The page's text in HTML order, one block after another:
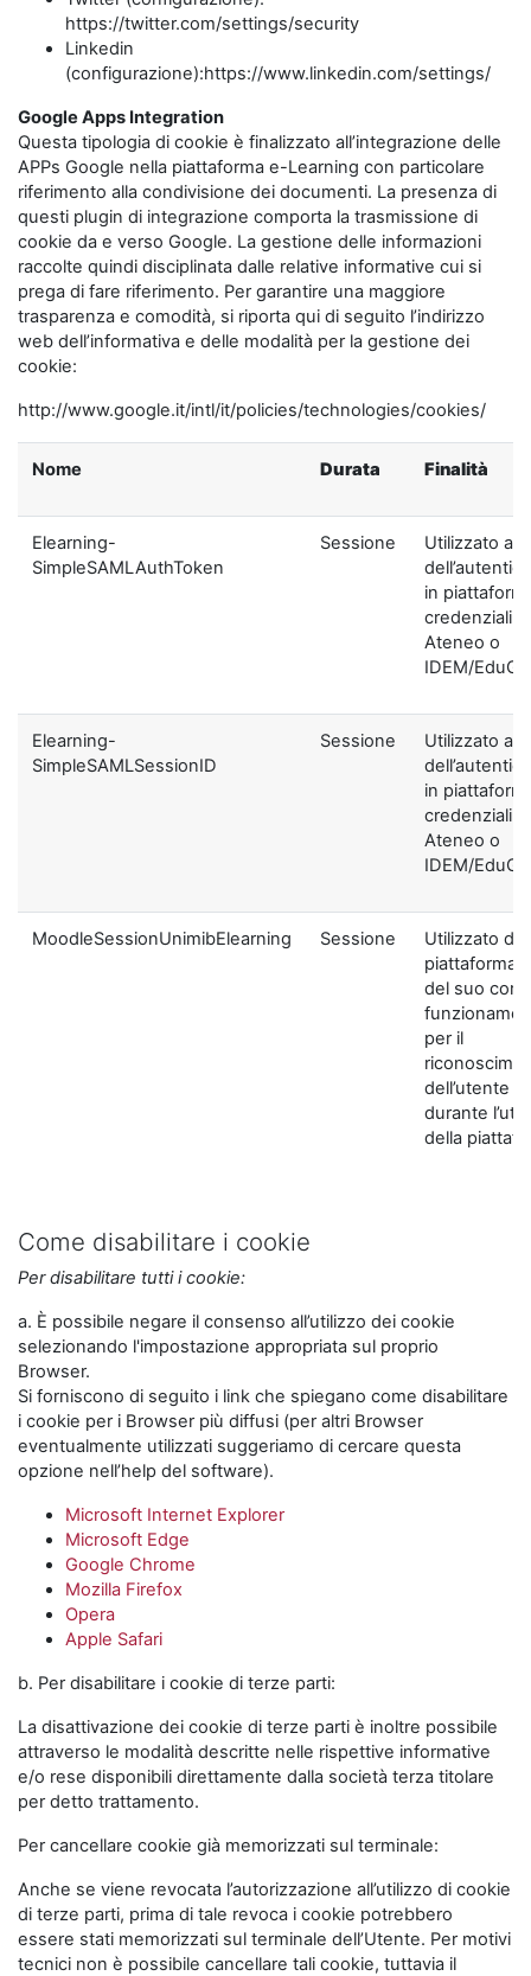
https://twitter.com/settings/security
Linkedin
(configurazione):https://www.linkedin.com/settings/
Google Apps Integration
Questa tipologia di cookie è finalizzato all’integrazione delle
APPs Google nella piattaforma e-Learning con particolare
riferimento alla condivisione dei documenti. La presenza di
questi plugin di integrazione comporta la trasmissione di
cookie da e verso Google. La gestione delle informazioni
raccolte quindi disciplinata dalle relative informative cui si
prega di fare riferimento. Per garantire una maggiore
trasparenza e comodità, si riporta qui di seguito l’indirizzo
web dell’informativa e delle modalità per la gestione dei
cookie:
http://www.google.it/intl/it/policies/technologies/cookies/
Nome Durata Finalità
Elearning-
SimpleSAMLAuthToken
Sessione
Utilizzato ai
in
credenziali di
Ateneo o
IDEM/
Elearning-
SimpleSAMLSessionID
Sessione
Utilizzato ai
in
credenziali di
Ateneo o
IDEM/
MoodleSessionUnimibElearning Sessione
Utilizzato
piattaforma
del suo
per il
dell’utente
durante
della
Come disabilitare i cookie
Per disabilitare tutti i cookie:
a. È possibile negare il consenso all’utilizzo dei cookie
selezionando l'impostazione appropriata sul proprio
Browser.
Si forniscono di seguito i link che spiegano come disabilitare
i cookie per i Browser più diffusi (per altri Browser
eventualmente utilizzati suggeriamo di cercare questa
opzione nell’help del software).
Microsoft Internet Explorer
Microsoft Edge
Google Chrome
Mozilla Firefox
Opera
Apple Safari
b. Per disabilitare i cookie di terze parti:
La disattivazione dei cookie di terze parti è inoltre possibile
attraverso le modalità descritte nelle rispettive informative
e/o rese disponibili direttamente dalla società terza titolare
per detto trattamento.
Per cancellare cookie già memorizzati sul terminale:
Anche se viene revocata l’autorizzazione all’utilizzo di cookie
di terze parti, prima di tale revoca i cookie potrebbero
essere stati memorizzati sul terminale dell’Utente. Per motivi
tecnici non è possibile cancellare tali cookie, tuttavia il